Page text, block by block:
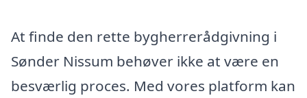
At finde den rette bygherrerådgivning i
Sønder Nissum behøver ikke at være en
besværlig proces. Med vores platform kan